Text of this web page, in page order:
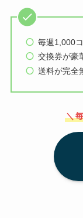
毎週1,000
交換券が豪
送料が完全
＼